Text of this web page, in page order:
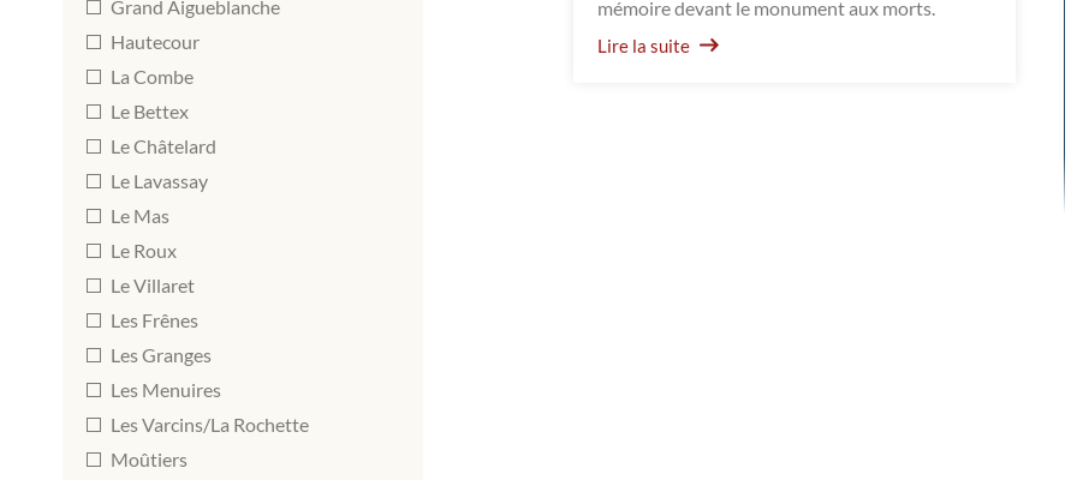
mémoire devant le monument aux morts.
Lire la suite
Grand Aigueblanche
Hautecour
La Combe
Le Bettex
Le Châtelard
Le Lavassay
Le Mas
Le Roux
Le Villaret
Les Frênes
Les Granges
Les Menuires
Les Varcins/La Rochette
Moûtiers